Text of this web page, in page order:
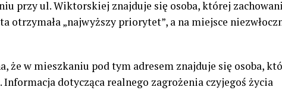
przy ul. Wiktorskiej znajduje się osoba, której
otrzymała „najwyższy priorytet”, a na miejsce
że w mieszkaniu pod tym adresem znajduje się osoba,
Informacja dotycząca realnego zagrożenia czyjegoś życia